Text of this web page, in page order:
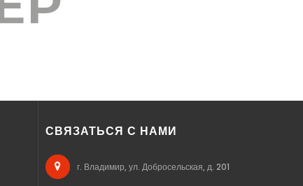
СВЯЗАТЬСЯ С НАМИ
г. Владимир, ул. Добросельская, д. 201